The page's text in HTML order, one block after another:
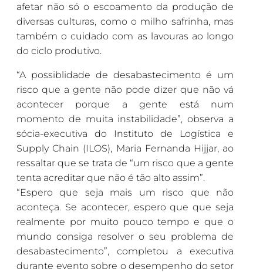
afetar não só o escoamento da produção de
diversas culturas, como o milho safrinha, mas
também o cuidado com as lavouras ao longo
do ciclo produtivo.
“A possiblidade de desabastecimento é um
risco que a gente não pode dizer que não vá
acontecer porque a gente está num
momento de muita instabilidade”, observa a
sócia-executiva do Instituto de Logística e
Supply Chain (ILOS), Maria Fernanda Hijjar, ao
ressaltar que se trata de “um risco que a gente
tenta acreditar que não é tão alto assim”.
“Espero que seja mais um risco que não
aconteça. Se acontecer, espero que que seja
realmente por muito pouco tempo e que o
mundo consiga resolver o seu problema de
desabastecimento”, completou a executiva
durante evento sobre o desempenho do setor